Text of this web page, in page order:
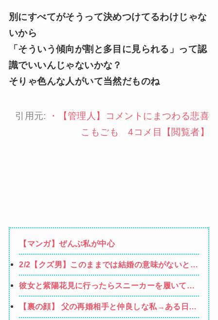
別にすべてがそうって決めつけてるわけじゃな
いから
「そういう傾向が割と多目に見られる」って認
識でいいんじゃないかな？
そりゃ色んな人がいて当然だものね
引用元: ・
【管理人】コメントにまつわる悲喜
こもごも 4コメ目【閲覧者】
【マンガ】ぜんぶ私が中心
2/2【クズ男】このままでは結婚の意味がないと言
われ離婚の危機。同居は嫌だ仕事も嫌だってあま
りにも我儘すぎないか？嫁の方が収入多いんだか
ら俺の代わりにバイクの借金返してくれ→
彼女と紫陽花見に行ったらスニーカーを履いてき
てた。普通かわいいぺたんこ靴とかじゃないの？
コーヒーや手作り菓子も持ってこないしさぁ…
【裏の顔】 父の再婚相手と仲良しな私→ある日、